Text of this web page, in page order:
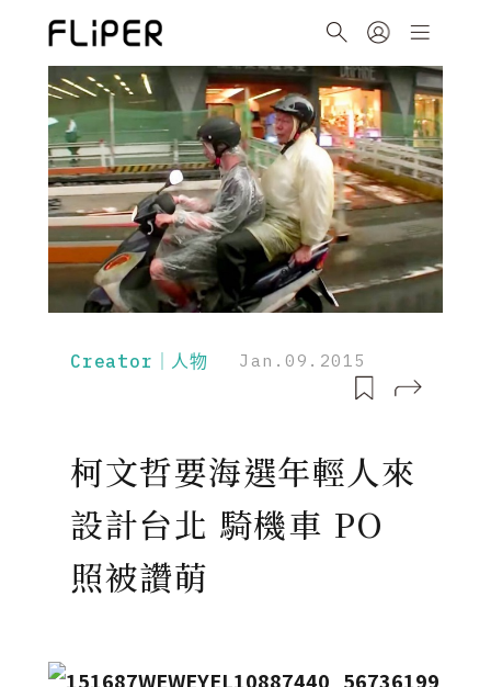
Creator｜人物 Jan.09.2015
柯文哲要海選年輕人來
設計台北 騎機車 PO
照被讚萌